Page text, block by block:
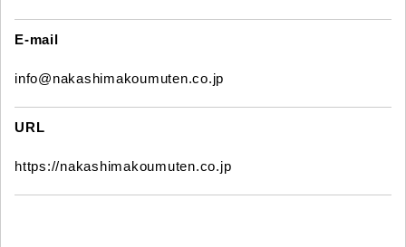
E-mail
info@nakashimakoumuten.co.jp
URL
https://nakashimakoumuten.co.jp